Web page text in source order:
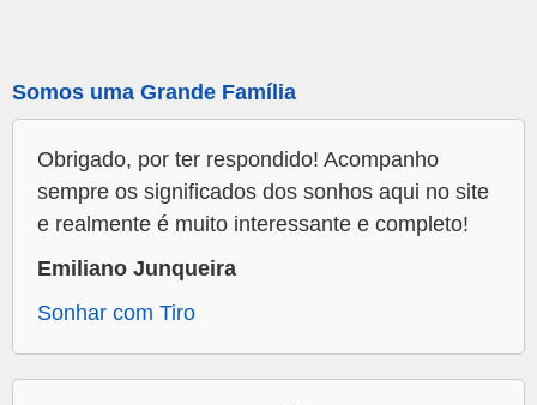
Somos uma Grande Família
Obrigado, por ter respondido! Acompanho
sempre os significados dos sonhos aqui no site
e realmente é muito interessante e completo!
Emiliano Junqueira
Sonhar com Tiro